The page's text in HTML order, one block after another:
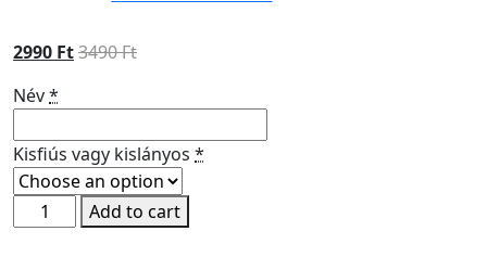
2990 Ft3490Ft
Név*
Kisfiús vagy kislányos *
Egyedi
Bögre
Add to cart